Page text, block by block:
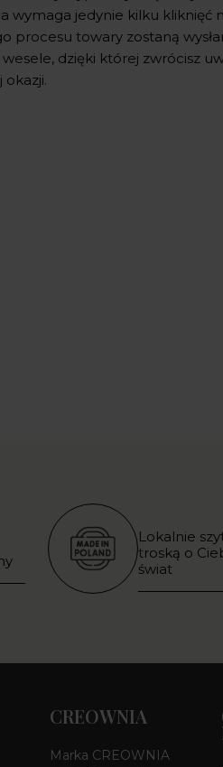
wymaga jedynie kilku kliknięć
procesu towary zostaną
dzięki której zwrócisz
okazji.
Lokalnie
troską o
świat
CREOWNIA
Marka CREOWNIA